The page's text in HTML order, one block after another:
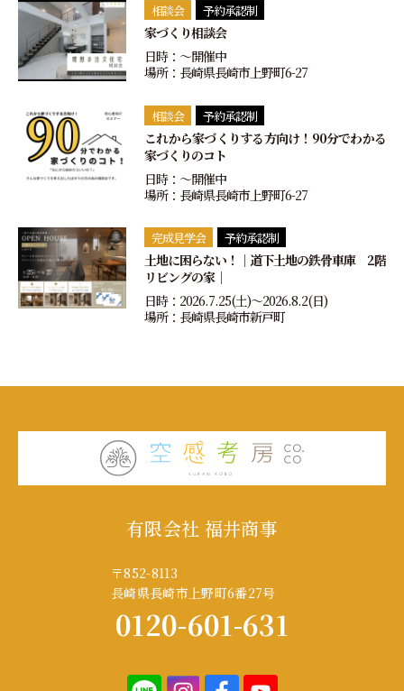
相談会 予約承認制
家づくり相談会
日時：〜開催中
場所：長崎県長崎市上野町6-27
相談会 予約承認制
これから家づくりする方向け！90分でわかる
家づくりのコト
日時：〜開催中
場所：長崎県長崎市上野町6-27
完成見学会 予約承認制
土地に困らない！｜道下土地の鉄骨車庫 2階
リビングの家｜
日時：2026.7.25(土)〜2026.8.2(日)
場所：長崎県長崎市新戸町
有限会社 福井商事
〒852-8113
長崎県長崎市上野町6番27号
0120-601-631